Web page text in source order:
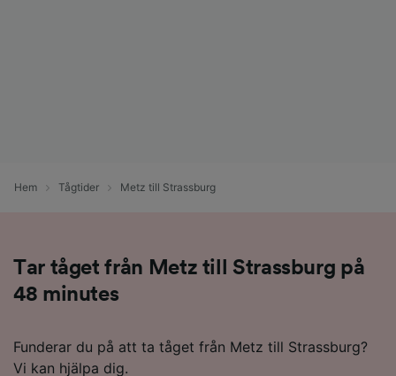
Hem Tågtider Metz till Strassburg
Tar tåget från Metz till Strassburg på
48 minutes
Funderar du på att ta tåget från Metz till Strassburg?
Vi kan hjälpa dig.